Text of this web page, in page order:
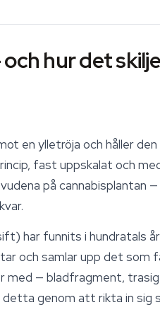
och hur det
en ylletröja och håller
fast uppskalat och
på cannabisplantan
har funnits i hundratals
och samlar upp det som
med — bladfragment,
genom att rikta in sig